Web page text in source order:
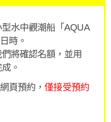
水中觀潮船「AQUA
時。
將確認名額，並用
。
頁預約，僅接受預約